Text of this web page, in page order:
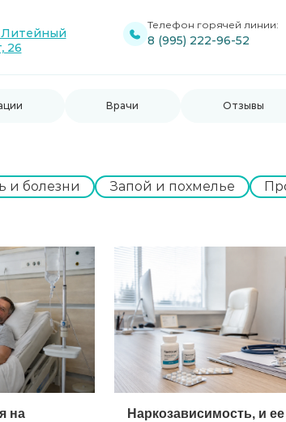
Литейный
26
Телефон горячей линии:
8 (995) 222-96-52
Врачи Отзывы
и болезни Запой и похмелье
на
Наркозависимость, и ее